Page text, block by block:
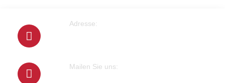
Adresse:
Mailen Sie uns: